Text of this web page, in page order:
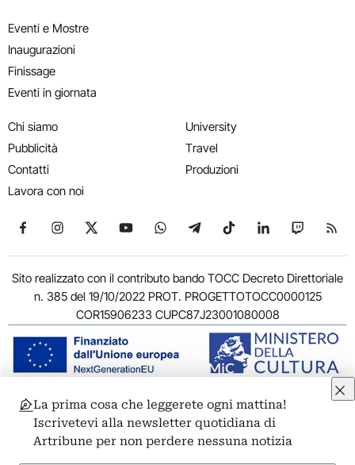
Eventi e Mostre
Inaugurazioni
Finissage
Eventi in giornata
Chi siamo
Pubblicità
Contatti
Lavora con noi
University
Travel
Produzioni
Seguici su Facebook
Seguici su Instagram
Seguici su X
Seguici su YouTube
Seguici su WhatsApp
Seguici su Telegram
Seguici su TikTok
Seguici su
Seguici
Sito realizzato con il contributo bando TOCC Decreto Direttoriale
n. 385 del 19/10/2022 PROT. PROGETTOTOCC0000125
COR15906233 CUPC87J23001080008
© 2011-2026 ARTRIBUNE srl – Corso Vittorio Emanuele II, 287 –
00186 Roma - P.I. 11381581005
Privacy: Responsabile della protezione dei dati personali
La prima cosa che leggerete ogni mattina!
Iscrivetevi alla newsletter quotidiana di
Artribune per non perdere nessuna notizia